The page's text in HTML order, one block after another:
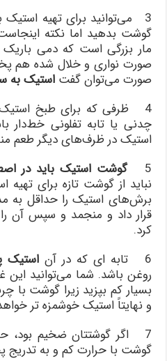
3 می‌توانید برای تهیه
گوشت بدهید اما نکته
مار بزرگی است که دمی باریک
صورت نواری و خلال شده هم
صورت می‌توان گفتاستیک به
4 ظرفی که برای طبخ استیک
چدنی یا تابه تفلونی خط‌دار
استیک در ظرف‌های دیگر طعم
5
گوشت استیک باید در
نباید از گوشت تازه برای تهیه
قرار داد و منجمد و سپس آن
کرد.
6 تابه ای که در آن
استیک
روغن باشد. شما می‌توانید این
بسیار کم بپزید زیرا گوشت
و نهایتاً استیک خوشمزه تر
7 اگر گوشتتان ضخیم بود،
گوشت با حرارت کم و به تدریج